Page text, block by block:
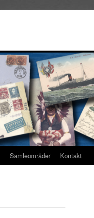
Samleområder Kontakt